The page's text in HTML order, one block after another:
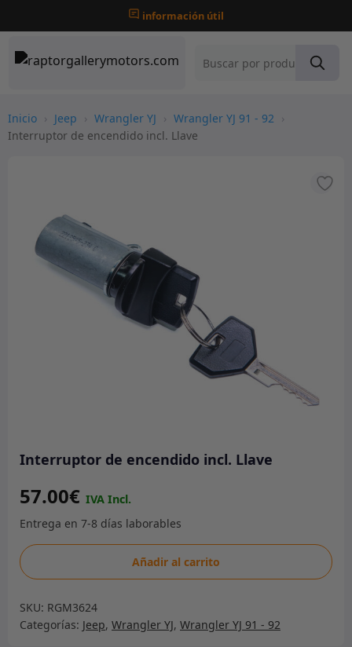
información útil
Inicio › Jeep › Wrangler YJ › Wrangler YJ 91 - 92 ›
Interruptor de encendido incl. Llave
Interruptor de encendido incl. Llave
57.00€
Interruptor
de
incl.
Llave
Añadir al carrito
SKU: RGM3624
Categorías: Jeep, Wrangler YJ, Wrangler YJ 91 - 92